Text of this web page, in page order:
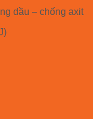
dầu – chống axit